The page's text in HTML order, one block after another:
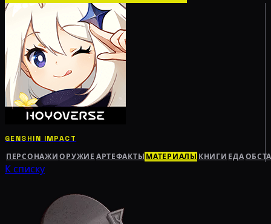
GENSHIN IMPACT
ПЕРСОНАЖИ ОРУЖИЕ АРТЕФАКТЫ МАТЕРИАЛЫ КНИГИ ЕДА
К списку